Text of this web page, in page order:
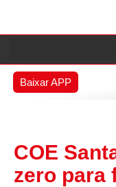
Baixar APP
COE
zero para